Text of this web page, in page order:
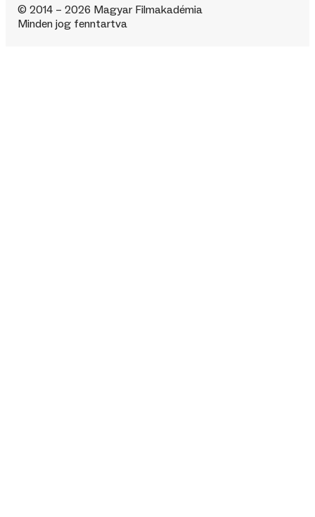
© 2014 – 2026 Magyar Filmakadémia
Minden jog fenntartva